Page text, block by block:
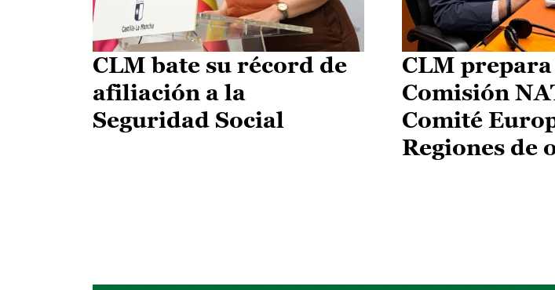
CLM bate su récord de
afiliación a la
Seguridad Social
CLM
Comisión
Comité
Regiones de